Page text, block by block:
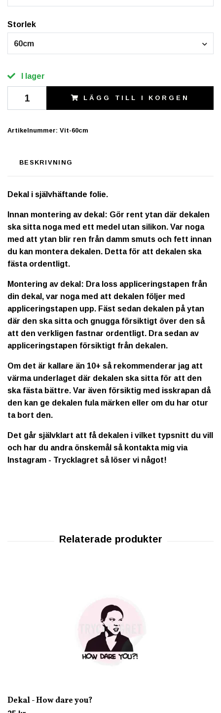
Storlek
60cm
I lager
LÄGG TILL I KORGEN
Artikelnummer: Vit-60cm
BESKRIVNING
Dekal i självhäftande folie.
Innan montering av dekal: Gör rent ytan där dekalen
ska sitta noga med ett medel utan silikon. Var noga
med att ytan blir ren från damm smuts och fett innan
du kan montera dekalen. Detta för att dekalen ska
fästa ordentligt.
Montering av dekal: Dra loss appliceringstapen från
din dekal, var noga med att dekalen följer med
appliceringstapen upp. Fäst sedan dekalen på ytan
där den ska sitta och gnugga försiktigt över den så
att den verkligen fastnar ordentligt. Dra sedan av
appliceringstapen försiktigt från dekalen.
Om det är kallare än 10+ så rekommenderar jag att
värma underlaget där dekalen ska sitta för att den
ska fästa bättre. Var även försiktig med isskrapan då
den kan ge dekalen fula märken eller om du har otur
ta bort den.
Det går självklart att få dekalen i vilket typsnitt du vill
och har du andra önskemål så kontakta mig via
Instagram - Trycklagret så löser vi något!
Dekal - How dare you?